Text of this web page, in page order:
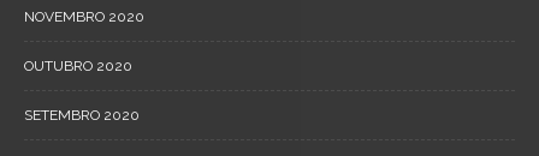
NOVEMBRO 2020
OUTUBRO 2020
SETEMBRO 2020